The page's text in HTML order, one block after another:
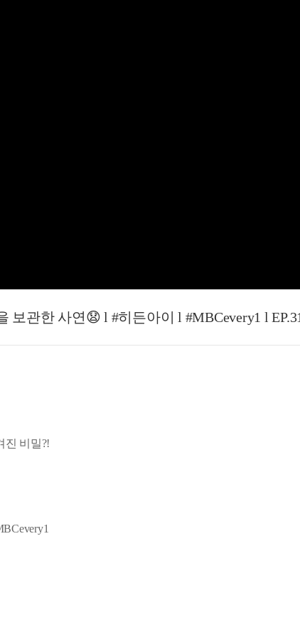
관한 사연😧 l #히든아이 l #MBCevery1 l
진 비밀?!